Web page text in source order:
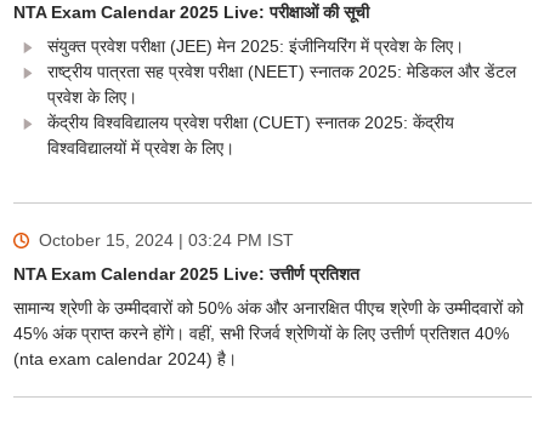
NTA Exam Calendar 2025 Live: परीक्षाओं की सूची
संयुक्त प्रवेश परीक्षा (JEE) मेन 2025: इंजीनियरिंग में प्रवेश के लिए।
राष्ट्रीय पात्रता सह प्रवेश परीक्षा (NEET) स्नातक 2025: मेडिकल और डेंटल
प्रवेश के लिए।
केंद्रीय विश्वविद्यालय प्रवेश परीक्षा (CUET) स्नातक 2025: केंद्रीय
विश्वविद्यालयों में प्रवेश के लिए।
October 15, 2024 | 03:24 PM IST
NTA Exam Calendar 2025 Live: उत्तीर्ण प्रतिशत
सामान्य श्रेणी के उम्मीदवारों को 50% अंक और अनारक्षित पीएच श्रेणी के उम्मीदवारों को
45% अंक प्राप्त करने होंगे। वहीं, सभी रिजर्व श्रेणियों के लिए उत्तीर्ण प्रतिशत 40%
(nta exam calendar 2024) है।